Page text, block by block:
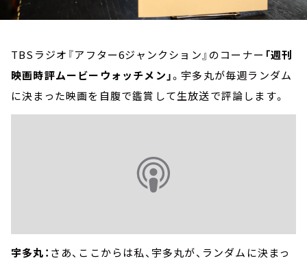
TBSラジオ『アフター6ジャンクション』のコーナー 「週刊
映画時評ムービーウォッチメン」。宇多丸が毎週ランダム
に決まった映画を自腹で鑑賞して生放送で評論します。
宇多丸： さあ、ここからは私、宇多丸が、ランダムに決まっ